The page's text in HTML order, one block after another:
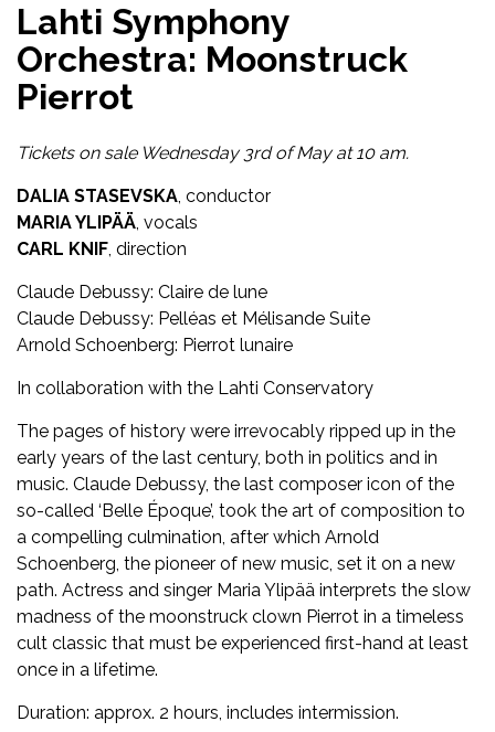
Lahti Symphony
Orchestra: Moonstruck
Pierrot
Tickets on sale Wednesday 3rd of May at 10 am.
DALIA STASEVSKA, conductor
MARIA YLIPÄÄ, vocals
CARL KNIF, direction
Claude Debussy: Claire de lune
Claude Debussy: Pelléas et Mélisande Suite
Arnold Schoenberg: Pierrot lunaire
In collaboration with the Lahti Conservatory
The pages of history were irrevocably ripped up in the
early years of the last century, both in politics and in
music. Claude Debussy, the last composer icon of the
so-called ‘Belle Époque’, took the art of composition to
a compelling culmination, after which Arnold
Schoenberg, the pioneer of new music, set it on a new
path. Actress and singer Maria Ylipää interprets the slow
madness of the moonstruck clown Pierrot in a timeless
cult classic that must be experienced first-hand at least
once in a lifetime.
Duration: approx. 2 hours, includes intermission.